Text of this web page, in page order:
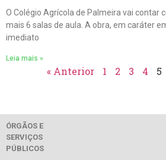
O Colégio Agrícola de Palmeira vai contar
mais 6 salas de aula. A obra, em caráter
imediato
Leia mais »
« Anterior 1 2 3 4 5
ÓRGÃOS E
SERVIÇOS
PÚBLICOS